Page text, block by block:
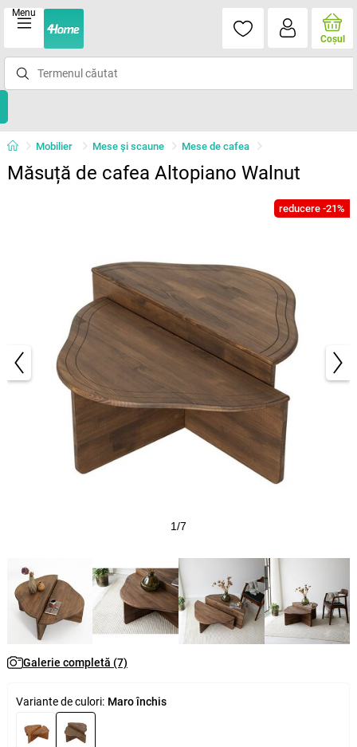
Menu
Coşul
Mobilier Mese şi scaune Mese de cafea
Măsuță de cafea Altopiano Walnut
reducere -21%
1/7
Galerie completă (7)
Variante de culori: Maro închis